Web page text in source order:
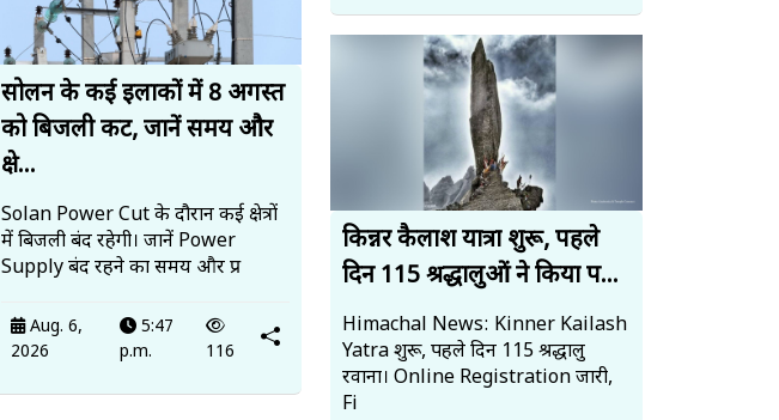
सोलन के कई इलाकों में 8 अगस्त
को बिजली कट, जानें समय और
क्षे...
Solan Power Cut के दौरान कई क्षेत्रों
में बिजली बंद रहेगी। जानें Power
Supply बंद रहने का समय और प्र
Aug. 6,
2026
5:47
p.m.
116
किन्नर कैलाश यात्रा शुरू, पहले
दिन 115 श्रद्धालुओं ने किया प...
Himachal News: Kinner Kailash
Yatra शुरू, पहले दिन 115 श्रद्धालु
रवाना। Online Registration जारी,
Fi